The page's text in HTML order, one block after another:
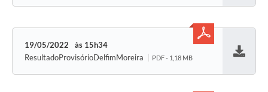
19/05/2022
15h34
ResultadoProvisórioDelfimMoreira
PDF - 1,18 MB